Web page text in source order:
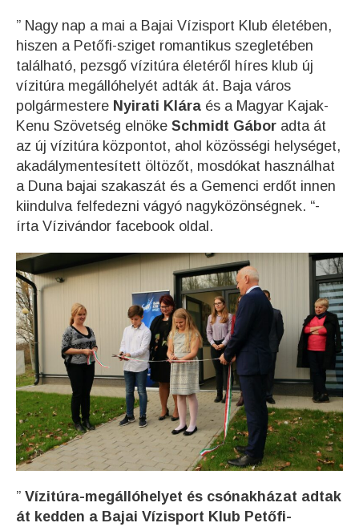
” Nagy nap a mai a Bajai Vízisport Klub életében,
hiszen a Petőfi-sziget romantikus szegletében
található, pezsgő vízitúra életéről híres klub új
vízitúra megállóhelyét adták át. Baja város
polgármestere Nyirati Klára és a Magyar Kajak-
Kenu Szövetség elnöke Schmidt Gábor adta át
az új vízitúra központot, ahol közösségi helységet,
akadálymentesített öltözőt, mosdókat használhat
a Duna bajai szakaszát és a Gemenci erdőt innen
kiindulva felfedezni vágyó nagyközönségnek. “-
írta Vízivándor facebook oldal.
” Vízitúra-megállóhelyet és csónakházat adtak
át kedden a Bajai Vízisport Klub Petőfi-